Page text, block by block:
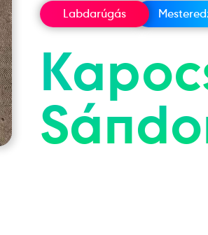
Labdarúgás